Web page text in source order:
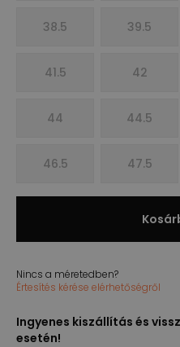
38.5 39.5
41.5 42
44 44.5
46.5 47.5
Nincs a méretedben?
Értesítés kérése elérhetőségről
Ingyenes kiszállítás és
esetén!